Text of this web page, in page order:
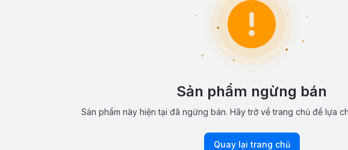
Sản phẩm ngừng bán
Sản phẩm này hiện tại đã ngừng bán. Hãy trở về trang chủ để lựa
Quay lại trang chủ